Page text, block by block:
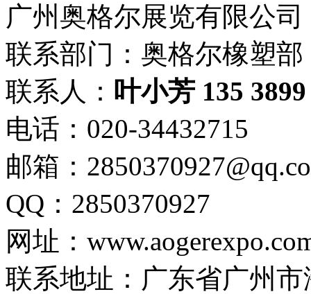
广州奥格尔展览有限公司
联系部门：奥格尔橡塑部
联系人： 叶小芳 135
电话：020-34432715
邮箱：
QQ：2850370927
网址：
联系地址：广东省广州